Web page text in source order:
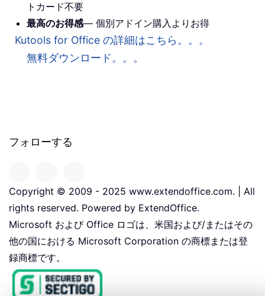
トカード不要
最高のお得感— 個別アドイン購入よりお得
Kutools for Office の詳細はこちら。。。
無料ダウンロード。。。
フォローする
Copyright © 2009 - 2025 www.extendoffice.com. | All
rights reserved. Powered by ExtendOffice.
Microsoft および Office ロゴは、米国および/またはその
他の国における Microsoft Corporation の商標または登
録商標です。